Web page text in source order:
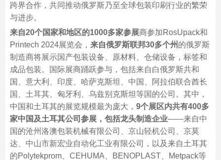
跨界合作，共同推动俄罗斯乃至全球包装印刷行业的繁荣
与进步。
来自20个国家和地区的1000多家参展商参加RosUpack和
Printech 2024展览会， 来自俄罗斯联邦30多个州 的俄罗斯
制造商将展示国产包装设备、原材料、仓储设备，标签和
成品包装。国际展商踊跃参与，包括来自白俄罗斯共和
国、意大利、印度、哈萨克斯坦、中国、阿拉伯联合酋长
国、土耳其、匈牙利、乌兹别克斯坦等国的公司。其中，
中国和土耳其的展览规模最为庞大， 9个展区内共有400多
家中国及土耳其公司参展，包括龙头制造企业——来自中
国的沧州洛澳包装机械有限公司、京山轻机公司、京莫
达、中山市新宏业自动化工业有限公司，以及来自土耳其
的Polytekprom、CEHUMA、BENOPLAST、Metpack等